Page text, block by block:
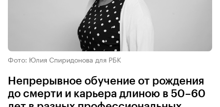
Фото: Юлия Спиридонова для РБК
Непрерывное обучение от рождения
до смерти и карьера длиною в 50–60